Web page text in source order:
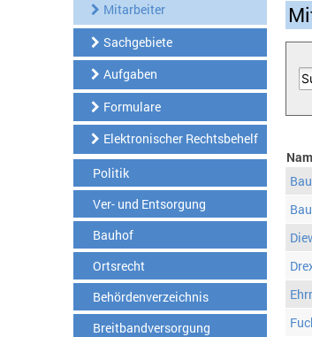
Mitarbeiter
Sachgebiete
Aufgaben
Formulare
Elektronischer Rechtsbehelf
Politik
Ver- und Entsorgung
Bauhof
Ortsrecht
Behördenverzeichnis
Breitbandversorgung